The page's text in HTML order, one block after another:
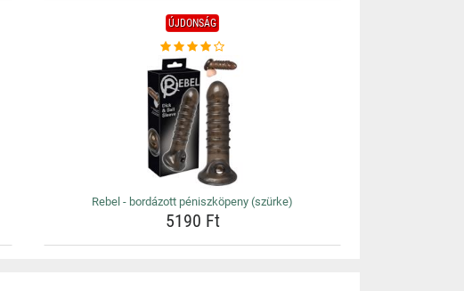
ÚJDONSÁG
Rebel - bordázott péniszköpeny (szürke)
5190 Ft